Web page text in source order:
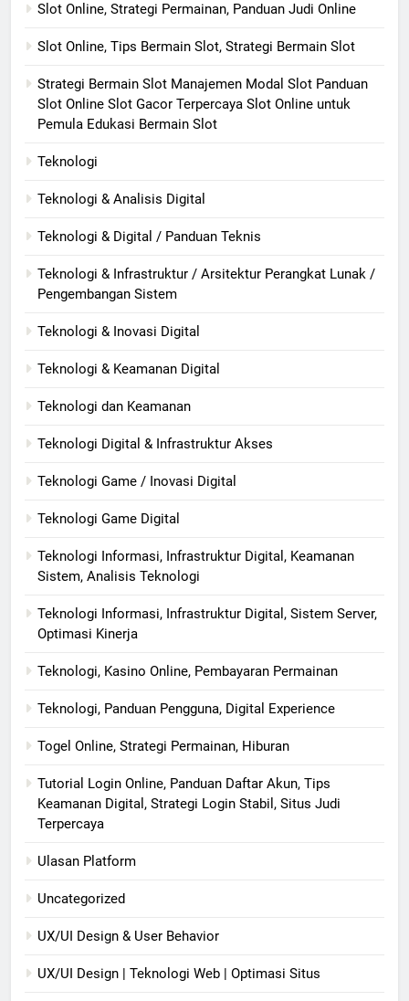
Slot Online, Strategi Permainan, Panduan Judi Online
Slot Online, Tips Bermain Slot, Strategi Bermain Slot
Strategi Bermain Slot Manajemen Modal Slot Panduan
Slot Online Slot Gacor Terpercaya Slot Online untuk
Pemula Edukasi Bermain Slot
Teknologi
Teknologi & Analisis Digital
Teknologi & Digital / Panduan Teknis
Teknologi & Infrastruktur / Arsitektur Perangkat Lunak /
Pengembangan Sistem
Teknologi & Inovasi Digital
Teknologi & Keamanan Digital
Teknologi dan Keamanan
Teknologi Digital & Infrastruktur Akses
Teknologi Game / Inovasi Digital
Teknologi Game Digital
Teknologi Informasi, Infrastruktur Digital, Keamanan
Sistem, Analisis Teknologi
Teknologi Informasi, Infrastruktur Digital, Sistem Server,
Optimasi Kinerja
Teknologi, Kasino Online, Pembayaran Permainan
Teknologi, Panduan Pengguna, Digital Experience
Togel Online, Strategi Permainan, Hiburan
Tutorial Login Online, Panduan Daftar Akun, Tips
Keamanan Digital, Strategi Login Stabil, Situs Judi
Terpercaya
Ulasan Platform
Uncategorized
UX/UI Design & User Behavior
UX/UI Design | Teknologi Web | Optimasi Situs